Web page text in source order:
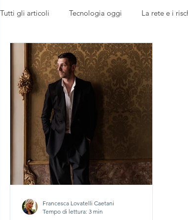
Tutti gli articoli Tecnologia oggi La rete e i
Tecnologia buon uso dalla redazione
Notizie dal mondo
Francesca Lovatelli Caetani
Tempo di lettura: 3 min